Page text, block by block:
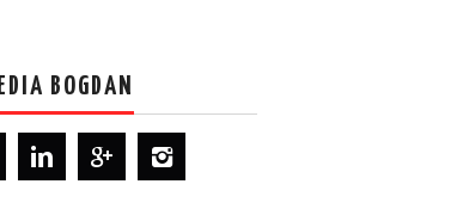
BOGDAN